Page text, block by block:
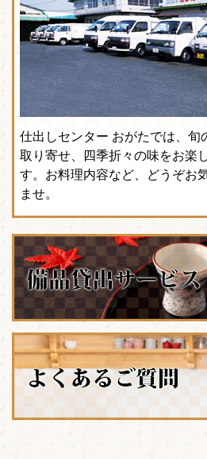
仕出しセンター おがたでは、旬
取り寄せ、四季折々の味をお楽
す。お料理内容など、どうぞお
ませ。